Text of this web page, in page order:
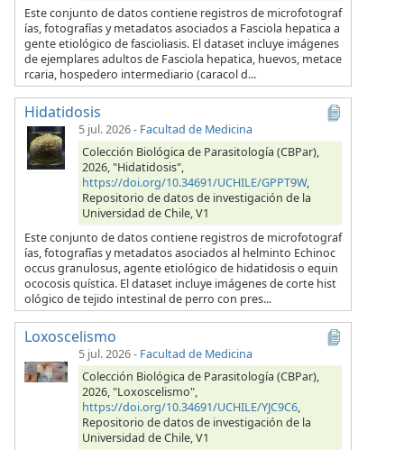
Este conjunto de datos contiene registros de microfotograf
ías, fotografías y metadatos asociados a Fasciola hepatica a
gente etiológico de fascioliasis. El dataset incluye imágenes
de ejemplares adultos de Fasciola hepatica, huevos, metace
rcaria, hospedero intermediario (caracol d...
Hidatidosis
5 jul. 2026- Facultad de Medicina
Colección Biológica de Parasitología (CBPar),
2026, "Hidatidosis",
https://doi.org/10.34691/UCHILE/GPPT9W,
Repositorio de datos de investigación de la
Universidad de Chile, V1
Este conjunto de datos contiene registros de microfotograf
ías, fotografías y metadatos asociados al helminto Echinoc
occus granulosus, agente etiológico de hidatidosis o equin
ococosis quística. El dataset incluye imágenes de corte hist
ológico de tejido intestinal de perro con pres...
Loxoscelismo
5 jul. 2026- Facultad de Medicina
Colección Biológica de Parasitología (CBPar),
2026, "Loxoscelismo",
https://doi.org/10.34691/UCHILE/YJC9C6,
Repositorio de datos de investigación de la
Universidad de Chile, V1